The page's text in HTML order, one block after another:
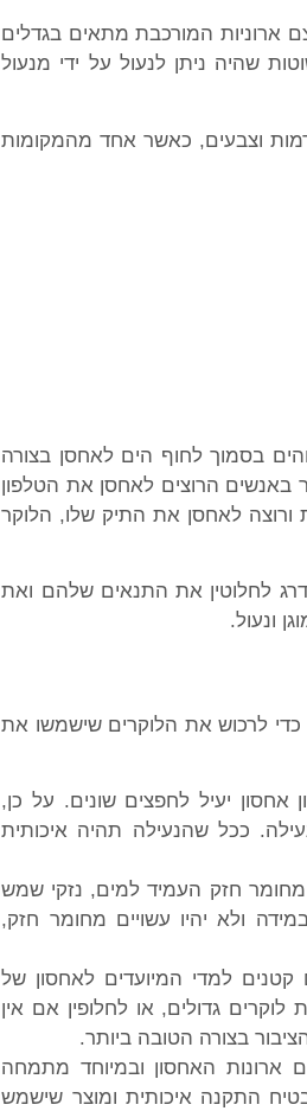
ארוניות המורכבת מתאים בגדלים
שהיה ניתן לנעול על ידי מנעול
וצבעים, כאשר אחד מהמקומות
בסמוך לחוף הים לאחסן בצורה
באנשים הרוצים לאחסן את הטלפון
ורוצה לאחסן את התיק שלו, הלוקר
לחלוטין את התנאים שלהם ואת
ונעול.
כדי לרכוש את הלוקרים שישמשו את
יעיל לחפצים שונים. על כן,
ככל שהנעילה תהיה איכותית
מחומר חזק העמיד למים, נזקי שמש
ולא יהיו עשויים מחומר חזק,
קטנים למדי המיועדים לאחסון של
גדולים, או לחלופין אם אין
בצורה הטובה ביותר.
האחסון ובמיוחד מתמחה
התקנה איכותית ומוצר שישמש